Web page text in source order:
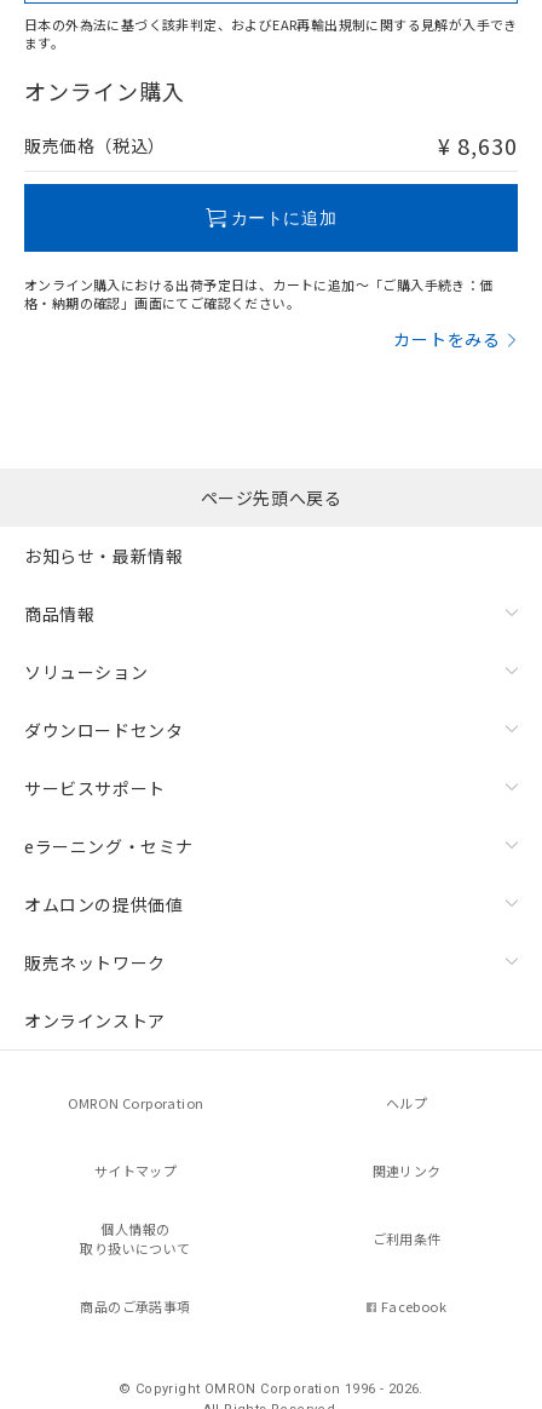
在庫等で未対応品が混在する可能性があります。
問い合わせください。
日本の外為法に基づく該非判定、およびEAR再輸出規制に関する見解が入手でき
ます。
オンライン購入
販売価格（税込） ¥ 8,630
カートに追加
オンライン購入における出荷予定日は、カートに追加～「ご購入手続き：価
格・納期の確認」画面にてご確認ください。
カートをみる
ページ先頭へ戻る
お知らせ・最新情報
商品情報
ソリューション
ダウンロードセンタ
サービスサポート
eラーニング・セミナ
オムロンの提供価値
販売ネットワーク
オンラインストア
OMRON Corporation ヘルプ
サイトマップ 関連リンク
個人情報の
取り扱いについて
ご利用条件
商品のご承諾事項 Facebook
© Copyright OMRON Corporation 1996 - 2026.